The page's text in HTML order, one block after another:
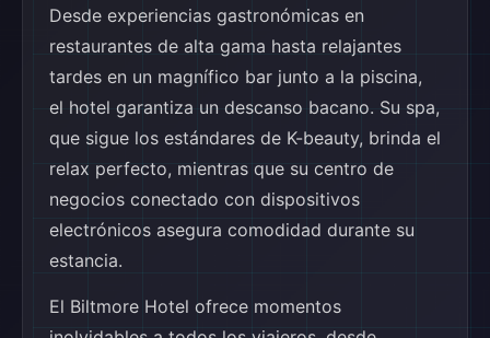
Desde experiencias gastronómicas en
restaurantes de alta gama hasta relajantes
tardes en un magnífico bar junto a la piscina,
el hotel garantiza un descanso bacano. Su spa,
que sigue los estándares de K-beauty, brinda el
relax perfecto, mientras que su centro de
negocios conectado con dispositivos
electrónicos asegura comodidad durante su
estancia.
El Biltmore Hotel ofrece momentos